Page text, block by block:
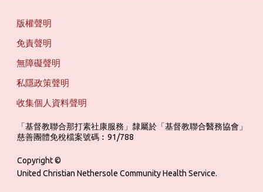
版權聲明
免責聲明
無障礙聲明
私隱政策聲明
收集個人資料聲明
「基督教聯合那打素社康服務」隸屬於「基督教聯合醫務協會」
慈善團體免稅檔案號碼︰91/788
Copyright ©
United Christian Nethersole Community Health Service.